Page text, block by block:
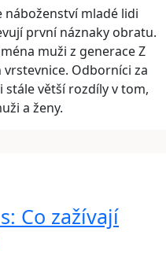
náboženství mladé lidi
první náznaky obratu.
muži z generace Z
vrstevnice. Odborníci za
větší rozdíly v tom,
a ženy.
Co zažívají